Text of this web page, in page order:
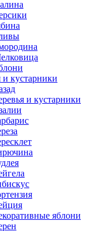
и кустарники
и кустарники
яблони